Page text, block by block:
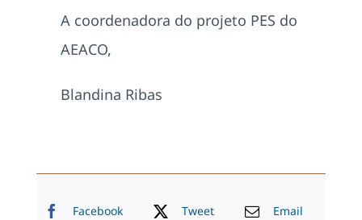
A coordenadora do projeto PES do
AEACO,
Blandina Ribas
Facebook Tweet Email